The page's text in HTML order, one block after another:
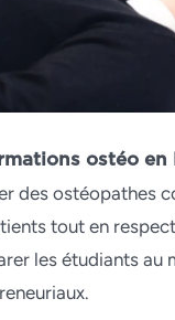
ostéo en
des ostéopathes
tout en
les étudiants au